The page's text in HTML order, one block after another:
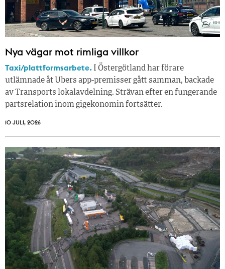
Nya vägar mot rimliga villkor
Taxi/plattformsarbete. I Östergötland har förare
utlämnade åt Ubers app-premisser gått samman, backade
av Transports lokalavdelning. Strävan efter en fungerande
partsrelation inom gigekonomin fortsätter.
10 JULI, 2026